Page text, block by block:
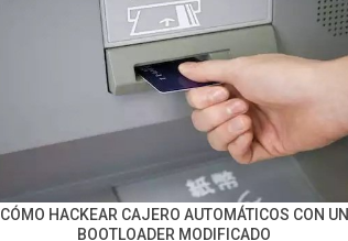
CÓMO HACKEAR CAJERO AUTOMÁTICOS CON UN
BOOTLOADER MODIFICADO